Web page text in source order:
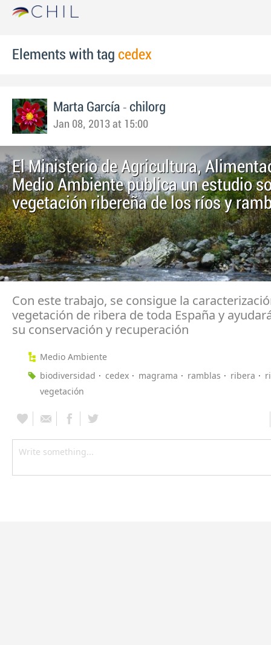
Elements with tag cedex
Marta García - chilorg
Jan 08, 2013 at 15:00
El Ministerio de Agricultura,
Medio Ambiente publica un estudio
vegetación ribereña de los ríos y
Con este trabajo, se consigue la
vegetación de ribera de toda España y
su conservación y recuperación
Medio Ambiente
biodiversidad
cedex magrama ramblas ribera
vegetación